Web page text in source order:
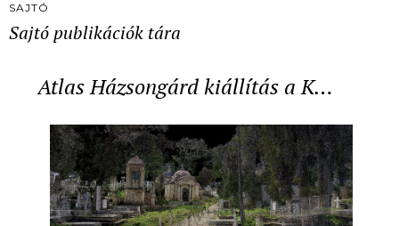
SAJTÓ
Sajtó publikációk tára
Atlas Házsongárd kiállítás a K…